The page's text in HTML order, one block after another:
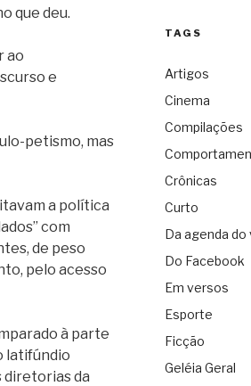
que deu.
ao
e
petismo, mas
a política
com
de peso
pelo acesso
à parte
latifúndio
diretorias da
TAGS
Artigos
Cinema
Compilações
Crônicas
Curto
Da agenda do
Do Facebook
Em versos
Esporte
Ficção
Geléia Geral